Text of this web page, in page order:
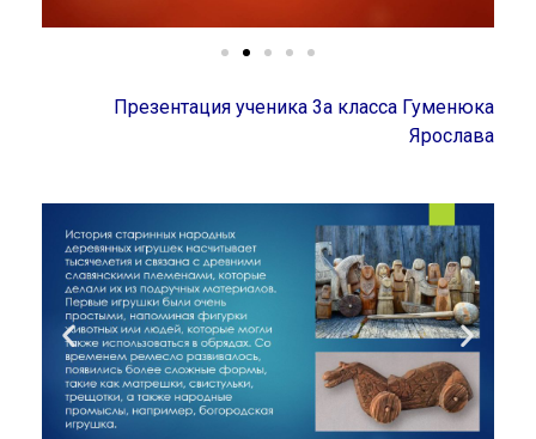
Презентация ученика 3а класса Гуменюка
Ярослава